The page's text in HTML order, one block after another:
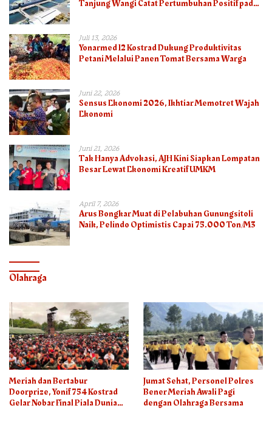
Tanjung Wangi Catat Pertumbuhan Positif pada
Juli 13, 2026
Yonarmed 12 Kostrad Dukung Produktivitas
Petani Melalui Panen Tomat Bersama Warga
Juni 22, 2026
Sensus Ekonomi 2026, Ikhtiar Memotret Wajah
Ekonomi
Juni 21, 2026
Tak Hanya Advokasi, AJH Kini Siapkan Lompatan
Besar Lewat Ekonomi Kreatif UMKM
April 7, 2026
Arus Bongkar Muat di Pelabuhan Gunungsitoli
Naik, Pelindo Optimistis Capai 75.000 Ton/M3
Olahraga
Meriah dan Bertabur
Doorprize, Yonif 754 Kostrad
Gelar Nobar Final Piala Dunia
Jumat Sehat, Personel Polres
Bener Meriah Awali Pagi
dengan Olahraga Bersama